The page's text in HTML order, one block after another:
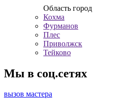
Область город
Кохма
Фурманов
Плес
Приволжск
Тейково
Мы в соц.сетях
вызов мастера